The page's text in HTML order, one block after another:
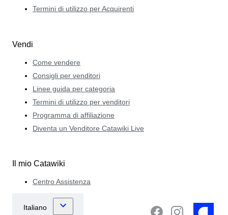
Termini di utilizzo per Acquirenti
Vendi
Come vendere
Consigli per venditori
Linee guida per categoria
Termini di utilizzo per venditori
Programma di affiliazione
Diventa un Venditore Catawiki Live
Il mio Catawiki
Centro Assistenza